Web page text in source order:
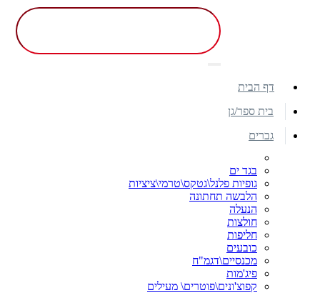
דף הבית
בית ספר/גן
גברים
בגד ים
גופיות פלנל\גטקס\טרמי\ציציות
הלבשה תחתונה
הנעלה
חולצות
חליפות
כובעים
מכנסיים\דגמ"ח
פיג'מות
קפוצ'ונים\פוטרים\ מעילים